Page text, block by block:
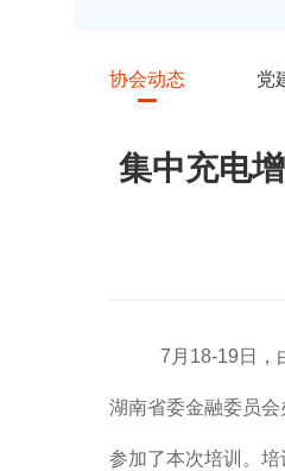
协会动态 党
集中充电
7月18-19日，
湖南省委金融委员
参加了本次培训。培